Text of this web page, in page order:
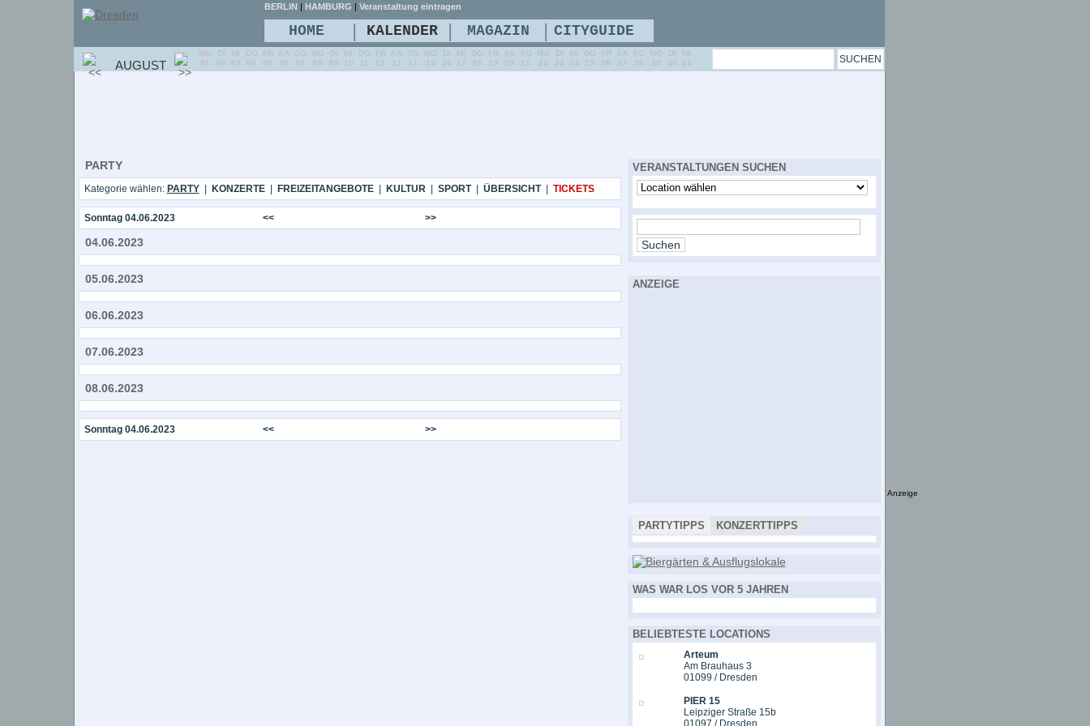
PARTY
Kategorie wählen: PARTY| KONZERTE| FREIZEITANGEBOTE| KULTUR| SPORT| ÜBERSICHT| TICKETS
Sonntag 04.06.2023 << >>
04.06.2023
05.06.2023
06.06.2023
07.06.2023
08.06.2023
Sonntag 04.06.2023 << >>
VERANSTALTUNGEN SUCHEN
ANZEIGE
PARTYTIPPS KONZERTTIPPS
WAS WAR LOS VOR 5 JAHREN
BELIEBTESTE LOCATIONS
Arteum
Am Brauhaus 3
01099 / Dresden
PIER 15
Leipziger Straße 15b
01097 / Dresden
BERLIN | HAMBURG | Veranstaltung eintragen
HOME | KALENDER | MAGAZIN | CITYGUIDE
AUGUST
MO
01
DI
02
MI
03
DO
04
FR
05
SA
06
SO
07
MO
08
DI
09
MI
10
DO
11
FR
12
SA
13
SO
14
MO
15
DI
16
MI
17
DO
18
FR
19
SA
20
SO
21
MO
22
DI
23
MI
24
DO
25
FR
26
SA
27
SO
28
MO
29
DI
30
MI
31
Anzeige